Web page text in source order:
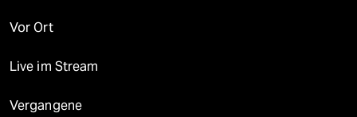
Vor Ort
Live im Stream
Vergangene